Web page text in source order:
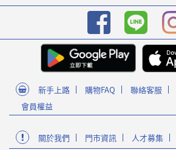
新手上路 購物FAQ 聯絡客服
會員權益
關於我們 門市資訊 人才募集